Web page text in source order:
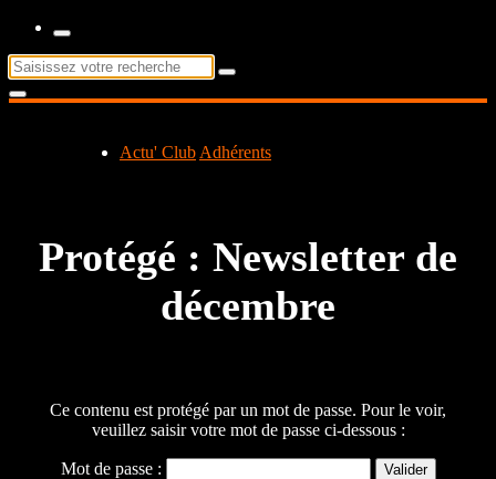
Recherche
pour :
Actu' Club Adhérents
Protégé : Newsletter de
décembre
Ce contenu est protégé par un mot de passe. Pour le voir,
veuillez saisir votre mot de passe ci-dessous :
Mot de passe :